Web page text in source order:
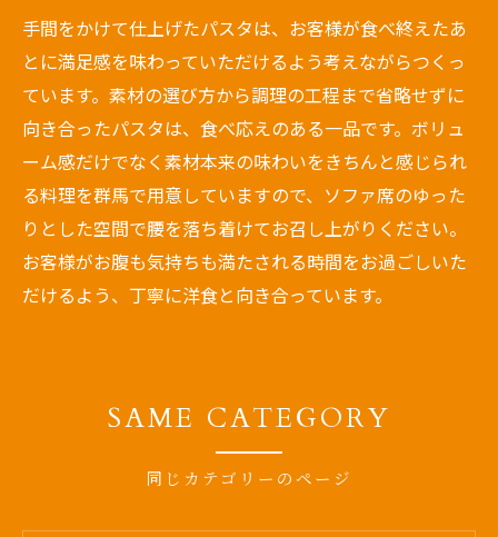
手間をかけて仕上げたパスタは、お客様が食べ終えたあ
とに満足感を味わっていただけるよう考えながらつくっ
ています。素材の選び方から調理の工程まで省略せずに
向き合ったパスタは、食べ応えのある一品です。ボリュ
ーム感だけでなく素材本来の味わいをきちんと感じられ
る料理を群馬で用意していますので、ソファ席のゆった
りとした空間で腰を落ち着けてお召し上がりください。
お客様がお腹も気持ちも満たされる時間をお過ごしいた
だけるよう、丁寧に洋食と向き合っています。
同じカテゴリーのページ
SAME CATEGORY